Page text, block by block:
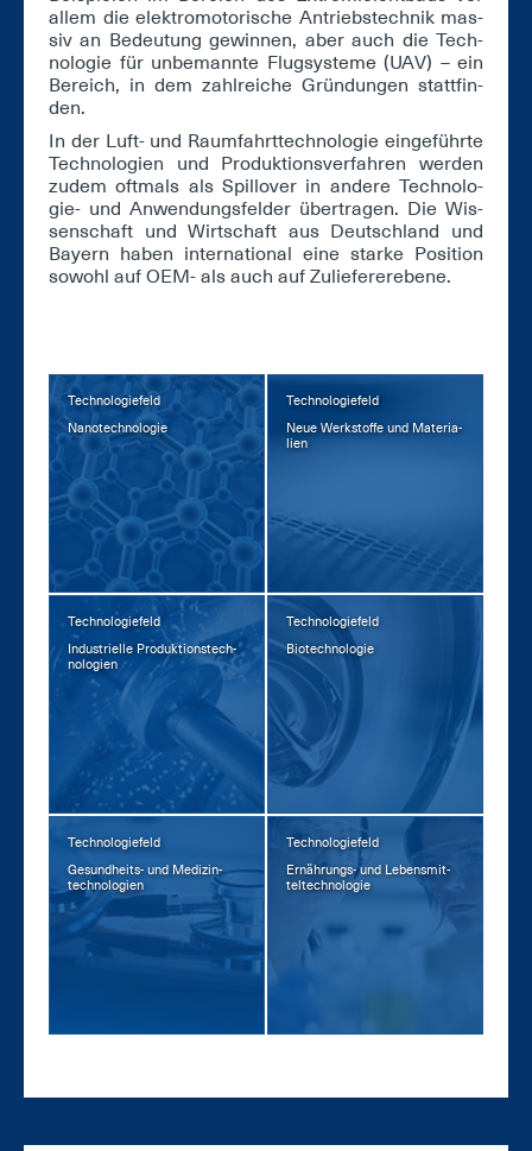
al­lem die elek­tro­mo­to­ri­sche An­triebs­tech­nik mas­
siv an Be­deu­tung ge­win­nen, aber auch die Tech­
no­lo­gie für un­be­mann­te Flug­sys­te­me (UAV) – ein
Be­reich, in dem zahl­rei­che Grün­dun­gen statt­fin­
den.
In der Luft- und Raum­fahrt­tech­no­lo­gie ein­ge­führ­te
Tech­no­lo­gi­en und Pro­duk­ti­ons­ver­fah­ren wer­den
zu­dem oft­mals als Spill­over in an­de­re Tech­no­lo­
gie- und An­wen­dungs­fel­der über­tra­gen. Die Wis­
sen­schaft und Wirt­schaft aus Deutsch­land und
Bay­ern ha­ben in­ter­na­tio­nal ei­ne star­ke Po­si­ti­on
so­wohl auf OEM- als auch auf Zu­lie­fe­re­r­e­be­ne.
Technologiefeld
Na­no­tech­no­lo­gie
Technologiefeld
Neue Werk­stof­fe und Ma­te­ria­
li­en
Technologiefeld
In­dus­tri­el­le Pro­duk­ti­ons­tech­
no­lo­gi­en
Technologiefeld
Bio­tech­no­lo­gie
Technologiefeld
Ge­sund­heits- und Me­di­zin­
tech­no­lo­gi­en
Technologiefeld
Er­näh­rungs- und Le­bens­mit­
tel­tech­no­lo­gie